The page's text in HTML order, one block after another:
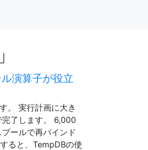
演算子が役立
。 実行計画に大き
了します。 6,000
ールで再バインド
ると、TempDBの使